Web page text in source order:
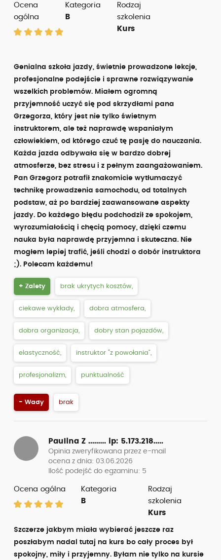
Ocena
ogólna
Kategoria
B
Rodzaj
szkolenia
Kurs
Genialna szkoła jazdy, świetnie prowadzone lekcje,
profesjonalne podejście i sprawne rozwiązywanie
wszelkich problemów. Miałem ogromną
przyjemność uczyć się pod skrzydłami pana
Grzegorza, który jest nie tylko świetnym
instruktorem, ale też naprawdę wspaniałym
człowiekiem, od którego czuć tę pasję do nauczania.
Każda jazda odbywała się w bardzo dobrej
atmosferze, bez stresu i z pełnym zaangażowaniem.
Pan Grzegorz potrafił znakomicie wytłumaczyć
technikę prowadzenia samochodu, od totalnych
podstaw, aż po bardziej zaawansowane aspekty
jazdy. Do każdego błędu podchodził ze spokojem,
wyrozumiałością i chęcią pomocy, dzięki czemu
nauka była naprawdę przyjemna i skuteczna. Nie
mogłem lepiej trafić, jeśli chodzi o dobór instruktora
;). Polecam każdemu!
+ Zalety brak ukrytych kosztów,
ciekawe wykłady, dobra atmosfera,
dobra organizacja, dobry stan pojazdów,
elastyczność, instruktor “z powołania”,
profesjonalizm, punktualność
- Wady brak
Paulina Z ......... ip: 5.173.218.....
Opinia zweryfikowana przez e-mail
ocena z dnia: 03.06.2026
Ilość podejść do egzaminu: 5
Ocena ogólna
Kategoria
B
Rodzaj
szkolenia
Kurs
Szczerze jakbym miała wybierać jeszcze raz
poszłabym nadal tutaj na kurs bo cały proces był
spokojny, miły i przyjemny. Byłam nie tylko na kursie